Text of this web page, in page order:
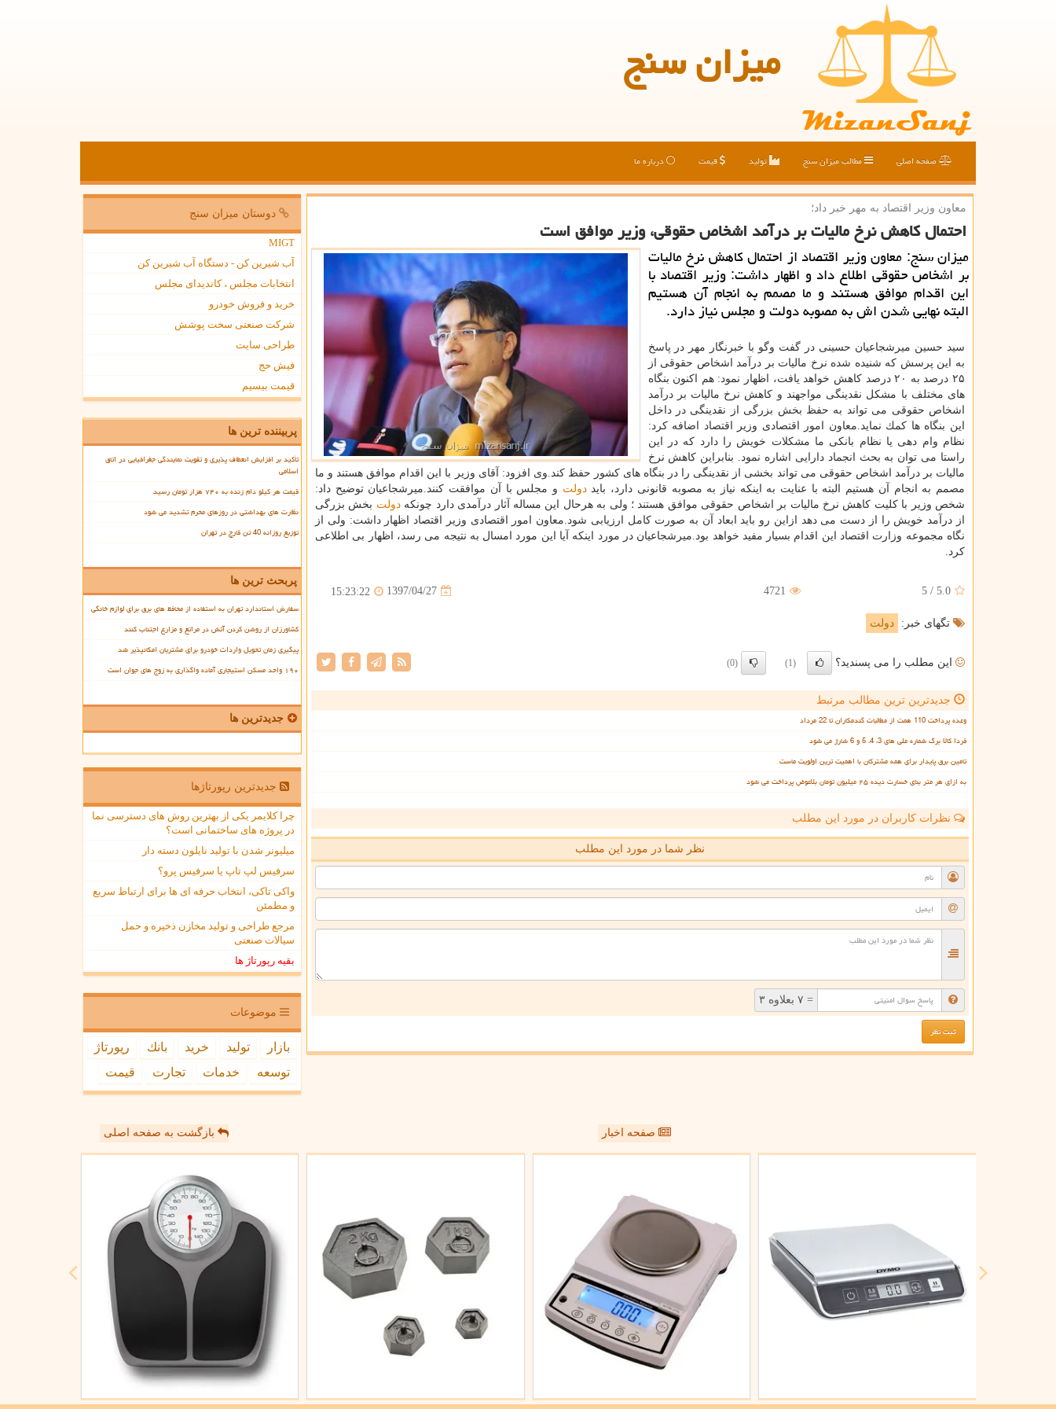
میزان سنج
صفحه اصلی مطالب میزان سنج تولید قیمت درباره ما
معاون وزیر اقتصاد به مهر خبر داد؛
احتمال كاهش نرخ مالیات بر درآمد اشخاص حقوقی، وزیر موافق است
میزان سنج: معاون وزیر اقتصاد از احتمال كاهش نرخ مالیات
بر اشخاص حقوقی اطلاع داد و اظهار داشت: وزیر اقتصاد با
این اقدام موافق هستند و ما مصمم به انجام آن هستیم
البته نهایی شدن اش به مصوبه دولت و مجلس نیاز دارد.
سید حسین میرشجاعیان حسینی در گفت وگو با خبرنگار مهر در پاسخ
به این پرسش كه شنیده شده نرخ مالیات بر درآمد اشخاص حقوقی از
۲۵ درصد به ۲۰ درصد كاهش خواهد یافت، اظهار نمود: هم اكنون بنگاه
های مختلف با مشكل نقدینگی مواجهند و كاهش نرخ مالیات بر درآمد
اشخاص حقوقی می تواند به حفظ بخش بزرگی از نقدینگی در داخل
این بنگاه ها كمك نماید.معاون امور اقتصادی وزیر اقتصاد اضافه كرد:
نظام وام دهی یا نظام بانكی ما مشكلات خویش را دارد كه در این
راستا می توان به بحث انجماد دارایی اشاره نمود. بنابراین كاهش نرخ
مالیات بر درآمد اشخاص حقوقی می تواند بخشی از نقدینگی را در بنگاه های كشور حفظ كند.وی افزود: آقای وزیر با این اقدام موافق هستند و ما
مصمم به انجام آن هستیم البته با عنایت به اینكه نیاز به مصوبه قانونی دارد، بایددولت و مجلس با آن موافقت كنند.میرشجاعیان توضیح داد:
شخص وزیر با كلیت كاهش نرخ مالیات بر اشخاص حقوقی موافق هستند ؛ ولی به هرحال این مساله آثار درآمدی دارد چونكهدولت بخش بزرگی
از درآمد خویش را از دست می دهد ازاین رو باید ابعاد آن به صورت كامل ارزیابی شود.معاون امور اقتصادی وزیر اقتصاد اظهار داشت: ولی از
نگاه مجموعه وزارت اقتصاد این اقدام بسیار مفید خواهد بود.میرشجاعیان در مورد اینكه آیا این مورد امسال به نتیجه می رسد، اظهار بی اطلاعی
كرد.
5.0
/
5
4721
1397/04/27
15:23:22
تگهای خبر: دولت
این مطلب را می پسندید؟ (1)
(0)
جدیدترین ترین مطالب مرتبط
وعده پرداخت 110 همت از مطالبات گندمکاران تا 22 مرداد
فردا کالا برگ شماره ملی های 3، 4، 5 و 6 شارژ می شود
تامین برق پایدار برای همه مشترکان با اهمیت ترین اولویت ماست
به ازای هر متر بنای خسارت دیده ۲۵ میلیون تومان بلاعوض پرداخت می شود
نظرات کاربران در مورد این مطلب
نظر شما در مورد این مطلب
= ۷ بعلاوه ۳
دوستان میزان سنج
MIGT
آب شیرین کن - دستگاه آب شیرین کن
انتخابات مجلس ، کاندیدای مجلس
خرید و فروش خودرو
شرکت صنعتی سخت پوشش
طراحی سایت
فیش حج
قیمت بیسیم
پربیننده ترین ها
تأکید بر افزایش انعطاف پذیری و تقویت نمایندگی جغرافیایی در اتاق
اسلامی
قیمت هر کیلو دام زنده به ۷۴۰ هزار تومان رسید
نظارت های بهداشتی در روزهای محرم تشدید می شود
توزیع روزانه 40 تن قارچ در تهران
پربحث ترین ها
سفارش استاندارد تهران به استفاده از محافظ های برق برای لوازم خانگی
کشاورزان از روشن کردن آتش در مراتع و مزارع اجتناب کنند
پیگیری زمان تحویل واردات خودرو برای مشتریان امکانپذیر شد
۱۹۰ واحد مسکن استیجاری آماده واگذاری به زوج های جوان است
جدیدترین ها
جدیدترین رپورتاژها
چرا کلایمر یکی از بهترین روش های دسترسی نما
در پروژه های ساختمانی است؟
میلیونر شدن با تولید نایلون دسته دار
سرفیس لپ تاپ یا سرفیس پرو؟
واکی تاکی، انتخاب حرفه ای ها برای ارتباط سریع
و مطمئن
مرجع طراحی و تولید مخازن ذخیره و حمل
سیالات صنعتی
بقیه رپورتاژ ها
موضوعات
بازار تولید خرید بانك
رپورتاژ
توسعه
خدمات تجارت قیمت
صفحه اخبار بازگشت به صفحه اصلی